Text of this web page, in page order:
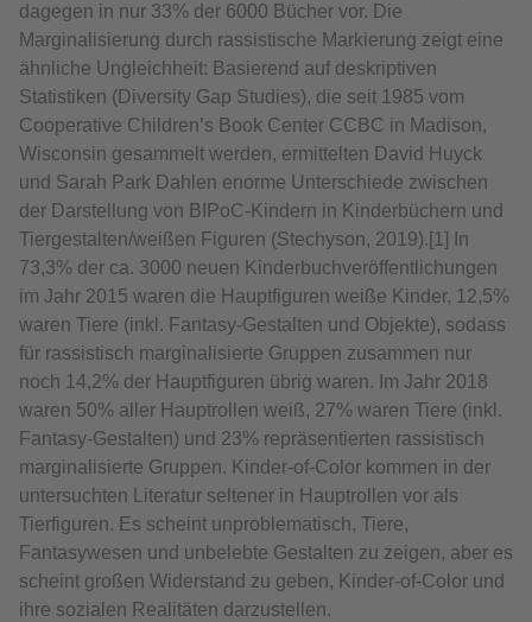
dagegen in nur 33% der 6000 Bücher vor. Die
Marginalisierung durch rassistische Markierung zeigt eine
ähnliche Ungleichheit: Basierend auf deskriptiven
Statistiken (Diversity Gap Studies), die seit 1985 vom
Cooperative Children’s Book Center CCBC in Madison,
Wisconsin gesammelt werden, ermittelten David Huyck
und Sarah Park Dahlen enorme Unterschiede zwischen
der Darstellung von BIPoC-Kindern in Kinderbüchern und
Tiergestalten/weißen Figuren (Stechyson, 2019).[1] In
73,3% der ca. 3000 neuen Kinderbuchveröffentlichungen
im Jahr 2015 waren die Hauptfiguren weiße Kinder, 12,5%
waren Tiere (inkl. Fantasy-Gestalten und Objekte), sodass
für rassistisch marginalisierte Gruppen zusammen nur
noch 14,2% der Hauptfiguren übrig waren. Im Jahr 2018
waren 50% aller Hauptrollen weiß, 27% waren Tiere (inkl.
Fantasy-Gestalten) und 23% repräsentierten rassistisch
marginalisierte Gruppen. Kinder-of-Color kommen in der
untersuchten Literatur seltener in Hauptrollen vor als
Tierfiguren. Es scheint unproblematisch, Tiere,
Fantasywesen und unbelebte Gestalten zu zeigen, aber es
scheint großen Widerstand zu geben, Kinder-of-Color und
ihre sozialen Realitäten darzustellen.